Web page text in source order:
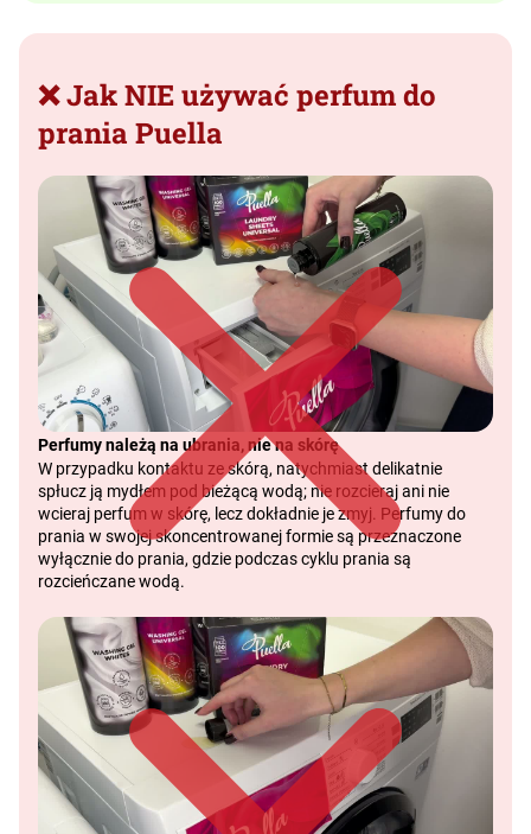
❌ Jak NIE używać perfum do
prania Puella
Perfumy należą na ubrania, nie na skórę
W przypadku kontaktu ze skórą, natychmiast delikatnie
spłucz ją mydłem pod bieżącą wodą; nie rozcieraj ani nie
wcieraj perfum w skórę, lecz dokładnie je zmyj. Perfumy do
prania w swojej skoncentrowanej formie są przeznaczone
wyłącznie do prania, gdzie podczas cyklu prania są
rozcieńczane wodą.